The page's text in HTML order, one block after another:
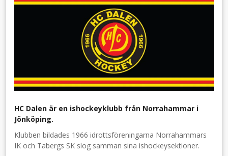
HC Dalen är en ishockeyklubb från Norrahammar i
Jönköping.
Klubben bildades 1966 idrottsföreningarna Norrahammars
IK och Tabergs SK slog samman sina ishockeysektioner.